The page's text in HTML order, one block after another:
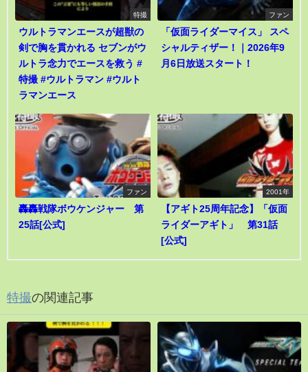
特撮
ウルトラマンエースが超獣の
剣で胸を貫かれる セブンがウ
ルトラ念力でエースを救う #
特撮 #ウルトラマン #ウルト
ラマンエース
ファン
「仮面ライダーマイス」 スペ
シャルティザー！｜2026年9
月6日放送スタート！
ファン
轟轟戦隊ボウケンジャー 第
25話[公式]
2001年
【アギト25周年記念】「仮面
ライダーアギト」 第31話
[公式]
特撮の関連記事